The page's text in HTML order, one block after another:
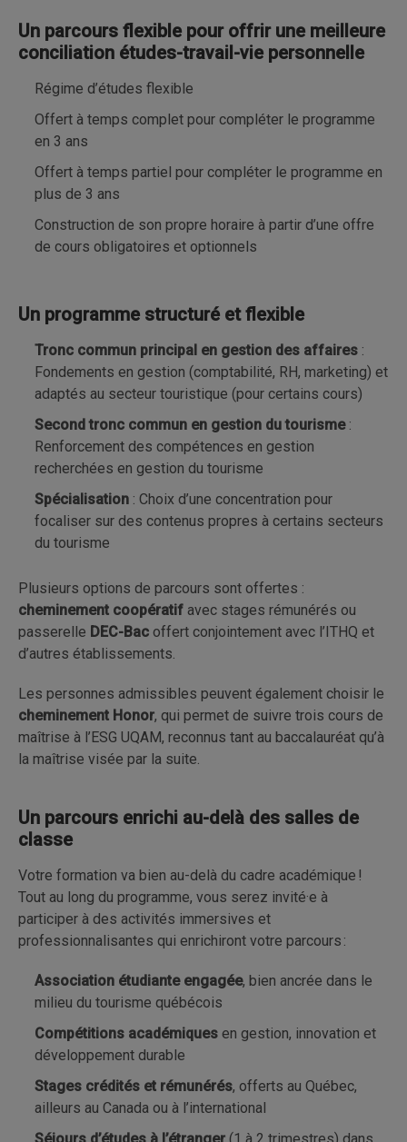
Un parcours flexible pour offrir une meilleure
conciliation études-travail-vie personnelle
Régime d’études flexible
Offert à temps complet pour compléter le programme
en 3 ans
Offert à temps partiel pour compléter le programme en
plus de 3 ans
Construction de son propre horaire à partir d’une offre
de cours obligatoires et optionnels
Un programme structuré et flexible
Tronc commun principal en gestion des affaires :
Fondements en gestion (comptabilité, RH, marketing) et
adaptés au secteur touristique (pour certains cours)
Second tronc commun en gestion du tourisme:
Renforcement des compétences en gestion
recherchées en gestion du tourisme
Spécialisation : Choix d’une concentration pour
focaliser sur des contenus propres à certains secteurs
du tourisme
Plusieurs options de parcours sont offertes :
cheminement coopératif avec stages rémunérés ou
passerelle DEC-Bac offert conjointement avec l’ITHQ et
d’autres établissements.
Les personnes admissibles peuvent également choisir le
cheminement Honor, qui permet de suivre trois cours de
maîtrise à l’ESG UQAM, reconnus tant au baccalauréat qu’à
la maîtrise visée par la suite.
Un parcours enrichi au-delà des salles de
classe
Votre formation va bien au-delà du cadre académique !
Tout au long du programme, vous serez invité·e à
participer à des activités immersives et
professionnalisantes qui enrichiront votre parcours :
Association étudiante engagée, bien ancrée dans le
milieu du tourisme québécois
Compétitions académiques en gestion, innovation et
développement durable
Stages crédités et rémunérés, offerts au Québec,
ailleurs au Canada ou à l’international
Séjours d’études à l’étranger (1 à 2 trimestres) dans